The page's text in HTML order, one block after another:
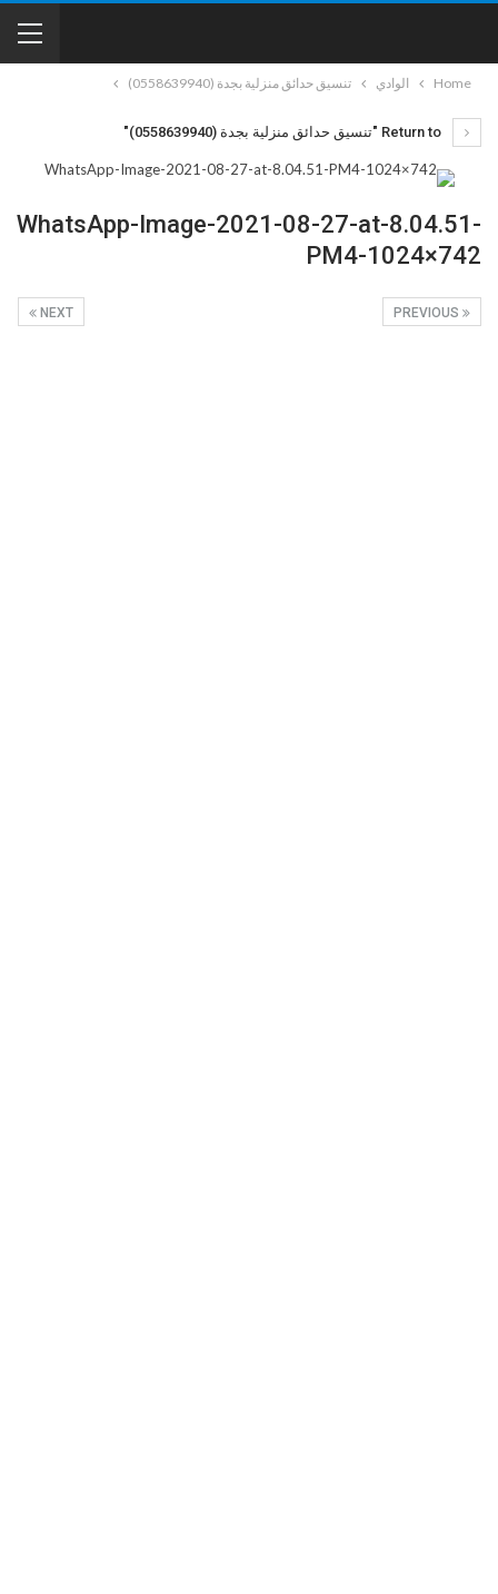
Home الوادي تنسيق حدائق منزلية بجدة (0558639940)
WhatsApp-Image-2021-08-27-at-8.04.51-
PM4-1024×742
NEXT